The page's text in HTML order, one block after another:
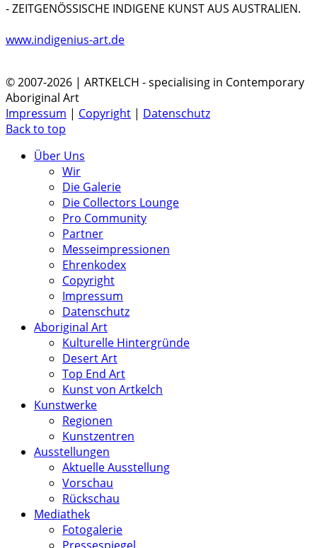
- ZEITGENÖSSISCHE INDIGENE KUNST AUS AUSTRALIEN.
www.indigenius-art.de
© 2007-2026 | ARTKELCH - specialising in Contemporary
Aboriginal Art
Impressum | Copyright | Datenschutz
Back to top
Über Uns
Wir
Die Galerie
Die Collectors Lounge
Pro Community
Partner
Messeimpressionen
Ehrenkodex
Copyright
Impressum
Datenschutz
Aboriginal Art
Kulturelle Hintergründe
Desert Art
Top End Art
Kunst von Artkelch
Kunstwerke
Regionen
Kunstzentren
Ausstellungen
Aktuelle Ausstellung
Vorschau
Rückschau
Mediathek
Fotogalerie